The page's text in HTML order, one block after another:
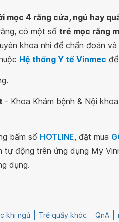
mọc 4 răng cửa, ngủ hay
có một số trẻ mọc răng
khoa nhi để chẩn đoán
Hệ thống Y tế Vinmec
- Khoa Khám bệnh & Nội
bấm số HOTLINE, đặt mua
tự động trên ứng dụng My
dụng.
khi ngủ Trẻ quấy khóc QnA